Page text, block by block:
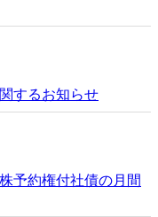
するお知らせ
予約権付社債の月間